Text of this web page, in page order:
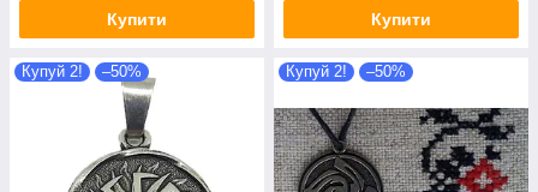
Купити Купити
Купуй 2! –50% Купуй 2! –50%